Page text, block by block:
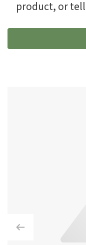
product, or